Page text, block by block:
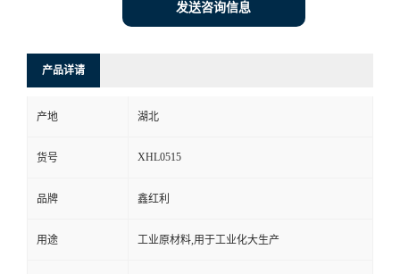
发送咨询信息
产品详请
产地 湖北
货号 XHL0515
品牌 鑫红利
用途 工业原材料,用于工业化大生产